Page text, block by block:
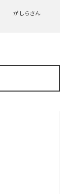
がしらさん